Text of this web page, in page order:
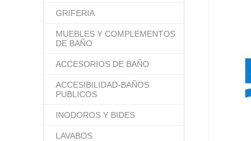
GRIFERIA
MUEBLES Y COMPLEMENTOS
DE BAÑO
ACCESORIOS DE BAÑO
ACCESIBILIDAD-BAÑOS
PUBLICOS
INODOROS Y BIDES
LAVABOS